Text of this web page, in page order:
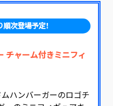
次登場予定！
チャーム付きミニフィ
ハンバーガーのロゴチ